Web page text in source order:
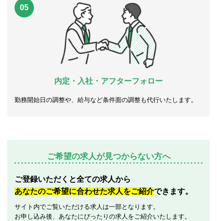
05
内定・入社・アフターフォロー
勤務開始日の調整や、給与など条件面の調整も代行いたします。
ご希望の求人が見つからない方へ
ご登録いただくと全ての求人から
あなたのご希望に合わせた求人をご紹介できます。
サイト内でご覧いただける求人は一部となります。
お申し込み後、あなたにぴったりの求人をご紹介いたします。